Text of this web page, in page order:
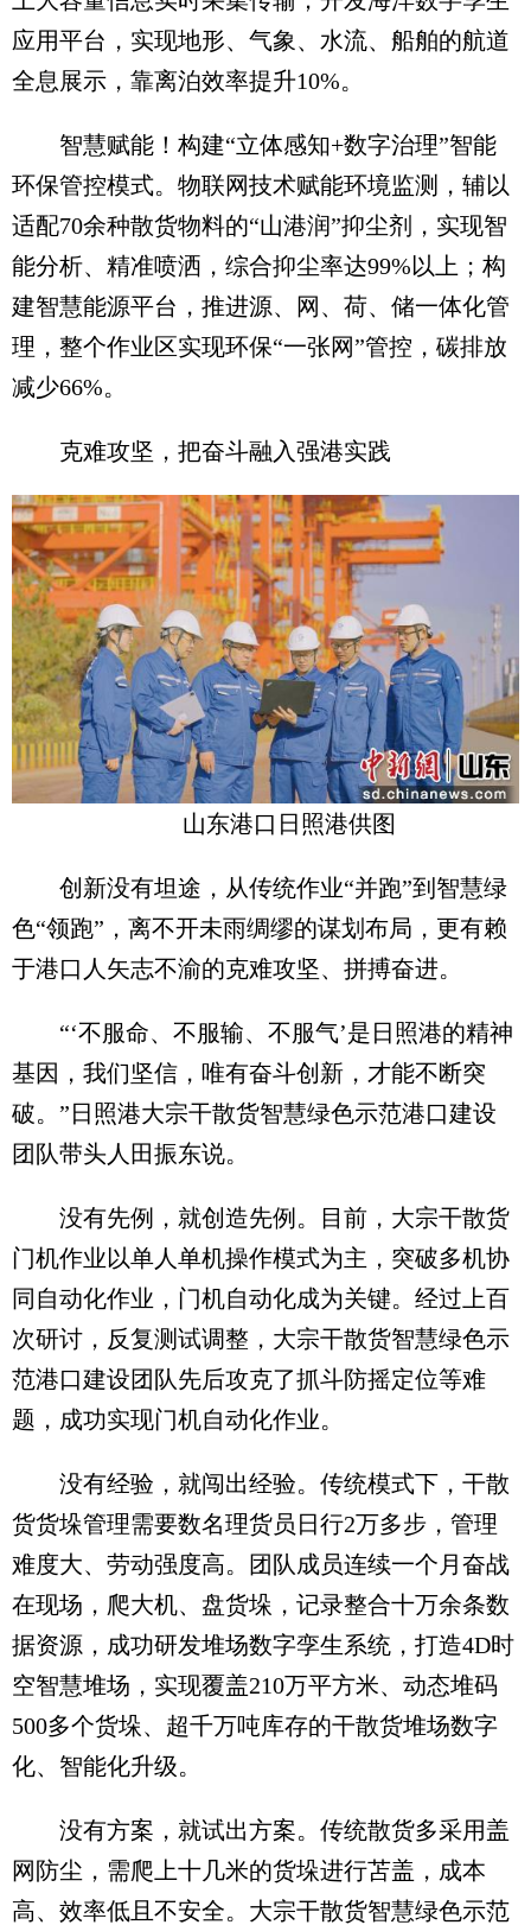
应用平台，实现地形、气象、水流、船舶的航道
全息展示，靠离泊效率提升10%。
智慧赋能！构建“立体感知+数字治理”智能
环保管控模式。物联网技术赋能环境监测，辅以
适配70余种散货物料的“山港润”抑尘剂，实现智
能分析、精准喷洒，综合抑尘率达99%以上；构
建智慧能源平台，推进源、网、荷、储一体化管
理，整个作业区实现环保“一张网”管控，碳排放
减少66%。
克难攻坚，把奋斗融入强港实践
山东港口日照港供图
创新没有坦途，从传统作业“并跑”到智慧绿
色“领跑”，离不开未雨绸缪的谋划布局，更有赖
于港口人矢志不渝的克难攻坚、拼搏奋进。
“‘不服命、不服输、不服气’是日照港的精神
基因，我们坚信，唯有奋斗创新，才能不断突
破。”日照港大宗干散货智慧绿色示范港口建设
团队带头人田振东说。
没有先例，就创造先例。目前，大宗干散货
门机作业以单人单机操作模式为主，突破多机协
同自动化作业，门机自动化成为关键。经过上百
次研讨，反复测试调整，大宗干散货智慧绿色示
范港口建设团队先后攻克了抓斗防摇定位等难
题，成功实现门机自动化作业。
没有经验，就闯出经验。传统模式下，干散
货货垛管理需要数名理货员日行2万多步，管理
难度大、劳动强度高。团队成员连续一个月奋战
在现场，爬大机、盘货垛，记录整合十万余条数
据资源，成功研发堆场数字孪生系统，打造4D时
空智慧堆场，实现覆盖210万平方米、动态堆码
500多个货垛、超千万吨库存的干散货堆场数字
化、智能化升级。
没有方案，就试出方案。传统散货多采用盖
网防尘，需爬上十几米的货垛进行苫盖，成本
高、效率低且不安全。大宗干散货智慧绿色示范